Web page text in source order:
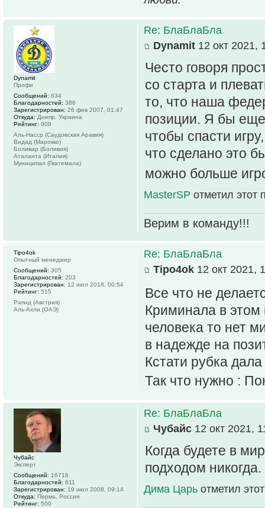
Re: БлаБлаБла
Dynamit 12 окт 2021,
Често говоря
со старта и
то, что наша
позиции. Я бы еще
чтобы спасти
что сделано это
можно больше
MasterSP отметил этот
Верим в команду!!!
Dynamit
Профи
Сообщений: 634
Благодарностей: 386
Зарегистрирован: 26 фев 2007, 01:47
Откуда: Днепр, Украина
Рейтинг: 909
Аль-Насср (Саудовская Аравия)
Видад (Марокко)
Боливар (Боливия)
Аталанта (Италия)
Муниципал (Гватемала)
Re: БлаБлаБла
Tipo4ok 12 окт 2021,
Все что не
Криминала в этом
человека то нет
в надежде на
Кстати рубка
Так что нужно :
Tipo4ok
Опытный менеджер
Сообщений: 305
Благодарностей: 203
Зарегистрирован: 12 июл 2018, 00:54
Рейтинг: 515
Рапид (Австрия)
Аль-Ахли (ОАЭ)
Re: БлаБлаБла
Чубайс 12 окт 2021,
Когда будете в
подходом никогда.
Дима Царь отметил
Чубайс
Эксперт
Сообщений: 16718
Благодарностей: 611
Зарегистрирован: 19 июл 2008, 09:14
Откуда: Пермь, Россия
Рейтинг: 500